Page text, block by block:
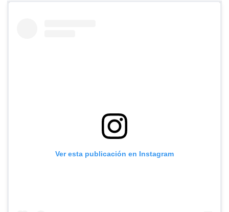
Ver esta publicación en Instagram